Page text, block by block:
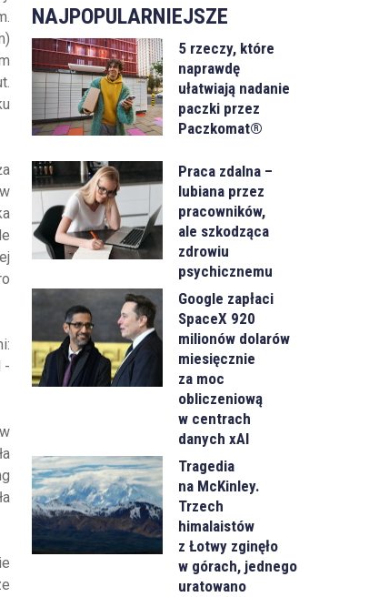
-
NAJPOPULARNIEJSZE
5 rzeczy, które
naprawdę
ułatwiają nadanie
paczki przez
Paczkomat®
Praca zdalna –
lubiana przez
pracowników,
ale szkodząca
zdrowiu
psychicznemu
Google zapłaci
SpaceX 920
milionów dolarów
miesięcznie
za moc
obliczeniową
w centrach
danych xAI
Tragedia
na McKinley.
Trzech
himalaistów
z Łotwy zginęło
w górach, jednego
uratowano